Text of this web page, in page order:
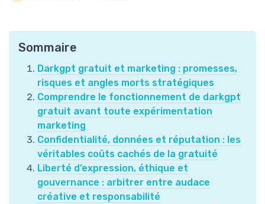
Sommaire
Darkgpt gratuit et marketing : promesses,
risques et angles morts stratégiques
Comprendre le fonctionnement de darkgpt
gratuit avant toute expérimentation
marketing
Confidentialité, données et réputation : les
véritables coûts cachés de la gratuité
Liberté d’expression, éthique et
gouvernance : arbitrer entre audace
créative et responsabilité